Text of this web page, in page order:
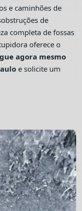
e caminhões de
de
completa de fossas
oferece o
agora mesmo
e solicite um